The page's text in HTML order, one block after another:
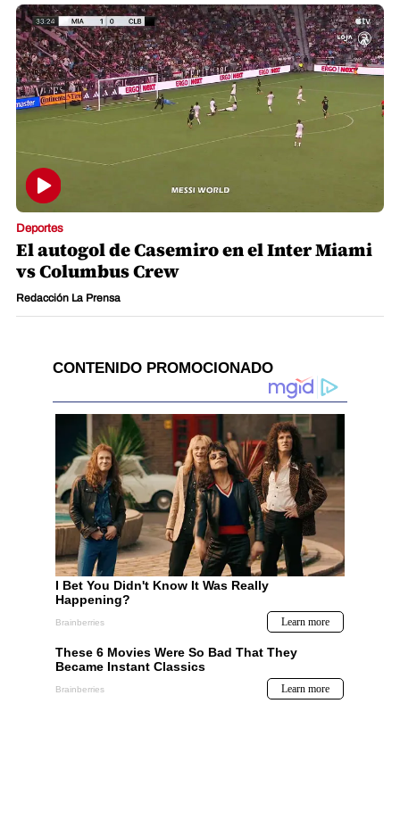
Deportes
El autogol de Casemiro en el Inter Miami
vs Columbus Crew
Redacción La Prensa